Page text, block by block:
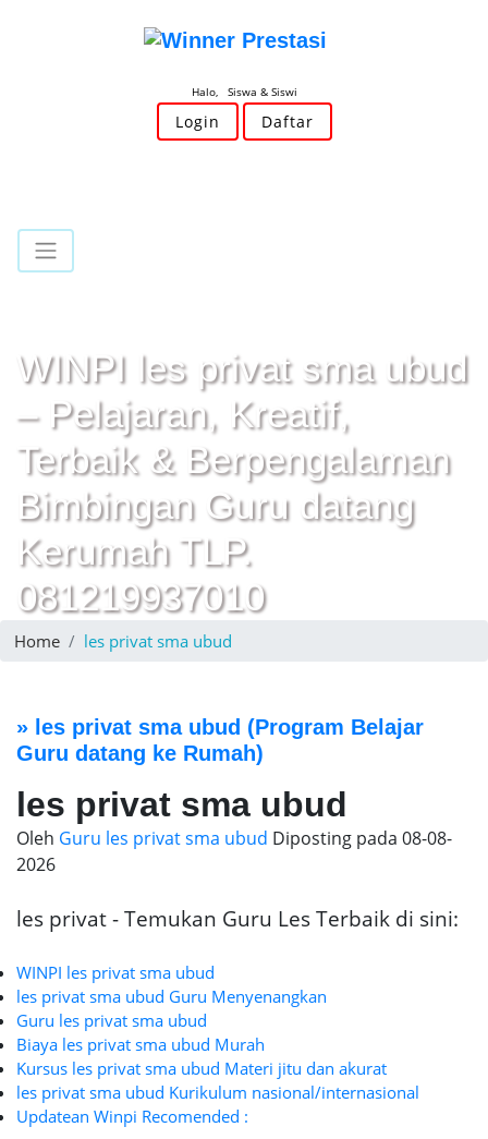
Halo, Siswa & Siswi
Login Daftar
WINPI les privat sma ubud
– Pelajaran, Kreatif,
Terbaik & Berpengalaman
Bimbingan Guru datang
Kerumah TLP.
081219937010
Home les privat sma ubud
» les privat sma ubud (Program Belajar
Guru datang ke Rumah)
les privat sma ubud
Oleh Guru les privat sma ubud Diposting pada 08-08-
2026
les privat - Temukan Guru Les Terbaik di sini:
WINPI les privat sma ubud
les privat sma ubud Guru Menyenangkan
Guru les privat sma ubud
Biaya les privat sma ubud Murah
Kursus les privat sma ubud Materi jitu dan akurat
les privat sma ubud Kurikulum nasional/internasional
Updatean Winpi Recomended :